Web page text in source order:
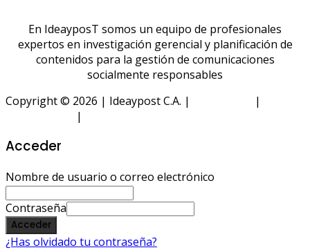
En IdeayposT somos un equipo de profesionales
expertos en investigación gerencial y planificación de
contenidos para la gestión de comunicaciones
socialmente responsables
Copyright © 2026 | Ideaypost C.A. |
|
|
Acceder
Nombre de usuario o correo electrónico
Contraseña
Acceder
¿Has olvidado tu contraseña?